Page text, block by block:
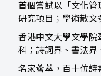
首個嘗試以「文化管
研究項目；學術散文
香港中文大學文學院
科；詩詞界、書法界
名家薈萃，百十位詩